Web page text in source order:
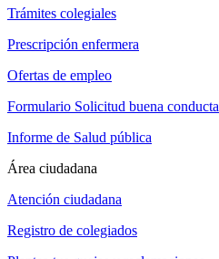
Trámites colegiales
Prescripción enfermera
Ofertas de empleo
Formulario Solicitud buena conducta
Informe de Salud pública
Área ciudadana
Atención ciudadana
Registro de colegiados